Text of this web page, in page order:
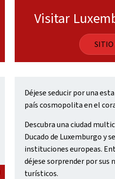
Visitar
SITIO
Déjese seducir por una
país cosmopolita en el
Descubra una ciudad
Ducado de Luxemburgo y
instituciones europeas.
déjese sorprender por sus
turísticos.